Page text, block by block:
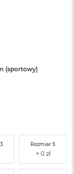
(sportowy)
Rozmiar 5